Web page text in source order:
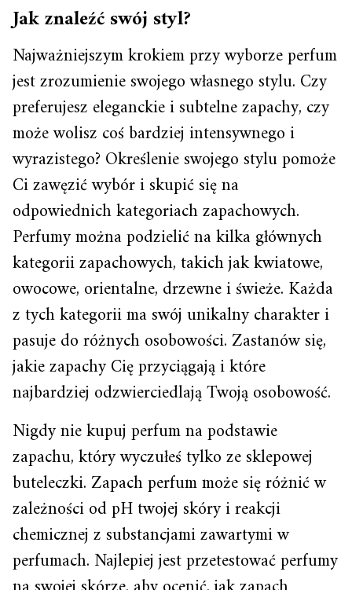
Jak znaleźć swój styl?
Najważniejszym krokiem przy wyborze perfum
jest zrozumienie swojego własnego stylu. Czy
preferujesz eleganckie i subtelne zapachy, czy
może wolisz coś bardziej intensywnego i
wyrazistego? Określenie swojego stylu pomoże
Ci zawęzić wybór i skupić się na
odpowiednich kategoriach zapachowych.
Perfumy można podzielić na kilka głównych
kategorii zapachowych, takich jak kwiatowe,
owocowe, orientalne, drzewne i świeże. Każda
z tych kategorii ma swój unikalny charakter i
pasuje do różnych osobowości. Zastanów się,
jakie zapachy Cię przyciągają i które
najbardziej odzwierciedlają Twoją osobowość.
Nigdy nie kupuj perfum na podstawie
zapachu, który wyczułeś tylko ze sklepowej
buteleczki. Zapach perfum może się różnić w
zależności od pH twojej skóry i reakcji
chemicznej z substancjami zawartymi w
perfumach. Najlepiej jest przetestować perfumy